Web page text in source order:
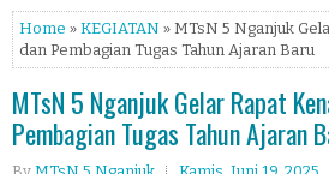
Home » KEGIATAN » MTsN 5 Nganjuk
dan Pembagian Tugas Tahun Ajaran Baru
MTsN 5 Nganjuk Gelar Rapat
Pembagian Tugas Tahun Ajaran